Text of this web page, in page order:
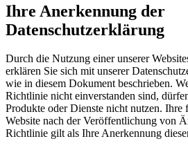
Ihre Anerkennung der
Datenschutzerklärung
Durch die Nutzung einer unserer
erklären Sie sich mit unserer
wie in diesem Dokument beschrieben.
Richtlinie nicht einverstanden sind,
Produkte oder Dienste nicht nutzen. Ihre
Website nach der Veröffentlichung von
Richtlinie gilt als Ihre Anerkennung